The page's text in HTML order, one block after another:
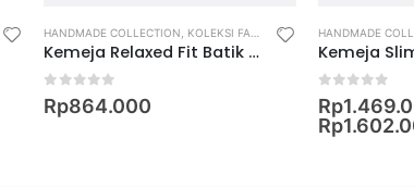
HANDMADE COLLECTION KOLEKSI FAMILY ,MEN RELAXED FIT
Kemeja Relaxed Fit Batik Lengan Pendek Motif Drik Rembyang – SLN
out of 5
Rp864.000
HANDMADE
out of 5
Rp
Rp